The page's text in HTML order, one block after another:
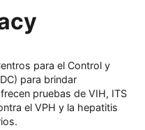
para el Control y
para brindar
pruebas de VIH, ITS
el VPH y la hepatitis